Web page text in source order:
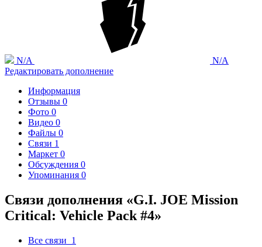
N/A
N/A
Редактировать дополнение
Информация
Отзывы 0
Фото 0
Видео 0
Файлы 0
Связи 1
Маркет 0
Обсуждения 0
Упоминания 0
Связи дополнения «G.I. JOE Mission
Critical: Vehicle Pack #4»
Все связи 1